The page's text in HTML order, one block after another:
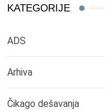
KATEGORIJE
ADS
Arhiva
Čikago dešavanja